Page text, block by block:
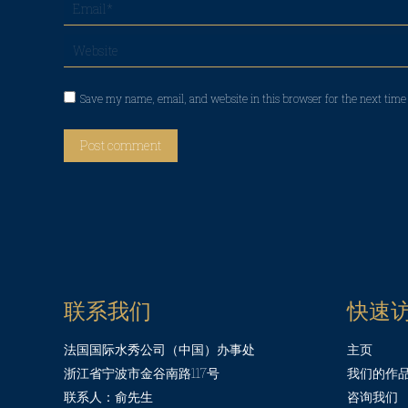
Email *
Website
Save my name, email, and website in this browser for the next time
Post comment
联系我们
法国国际水秀公司（中国）办事处
浙江省宁波市金谷南路117号
联系人：俞先生
快速
主页
我们的作
咨询我们